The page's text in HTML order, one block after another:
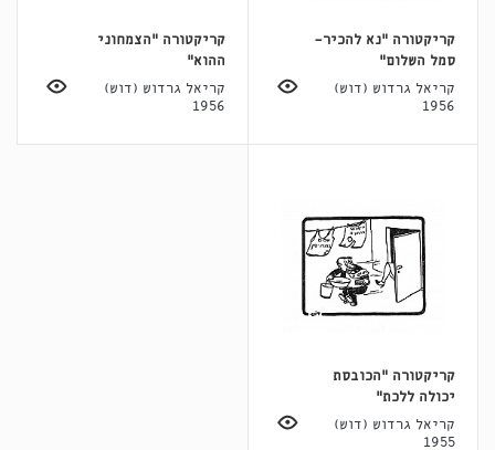
קריקטורה "נא להכיר-
סמל השלום"
קריאל גרדוש (דוש)
1956
קריקטורה "הצמחוני
ההוא"
קריאל גרדוש (דוש)
1956
קריקטורה "הכובסת
יכולה ללכת"
קריאל גרדוש (דוש)
1955